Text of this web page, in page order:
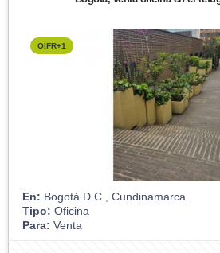
OIFR+1
En: Bogotá D.C., Cundinamarca
Tipo: Oficina
Para: Venta